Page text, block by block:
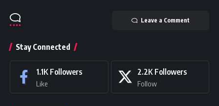
Leave a Comment
Stay Connected
1.1K Followers
Like
2.2K Followers
Follow